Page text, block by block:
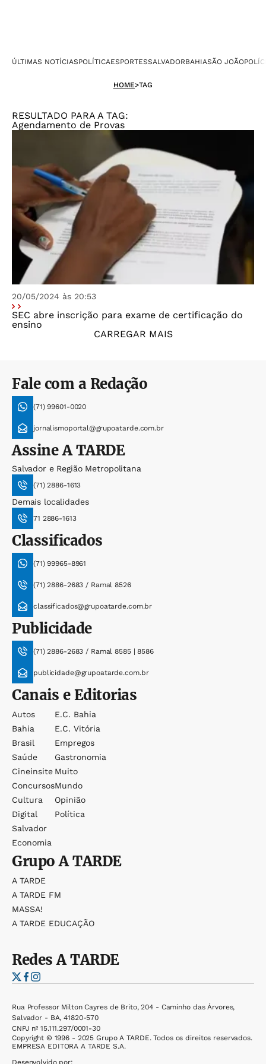
ÚLTIMAS NOTÍCIASPOLÍTICAESPORTESSALVADORBAHIASÃO JOÃO
HOME>TAG
RESULTADO PARA A TAG:
Agendamento de Provas
20/05/2024 às 20:53
SEC abre inscrição para exame de certificação do
ensino
CARREGAR MAIS
Fale com a Redação
(71) 99601-0020
jornalismoportal@grupoatarde.com.br
AssineA TARDE
Salvador e Região Metropolitana
(71) 2886-1613
Demais localidades
71 2886-1613
Classificados
(71) 99965-8961
(71) 2886-2683 / Ramal 8526
classificados@grupoatarde.com.br
Publicidade
(71) 2886-2683 / Ramal 8585 | 8586
publicidade@grupoatarde.com.br
Canais e Editorias
Autos
Bahia
Brasil
Saúde
Cineinsite
Concursos
Cultura
Digital
Salvador
Economia
E.c. Bahia
E.c. Vitória
Empregos
Gastronomia
Muito
Mundo
Opinião
Política
GrupoA TARDE
A TARDE
A TARDE FM
MASSA!
A TARDE EDUCAÇÃO
RedesA TARDE
Rua Professor Milton Cayres de Brito, 204 - Caminho das Árvores,
Salvador - BA, 41820-570
CNPJ nº 15.111.297/0001-30
Copyright © 1996 - 2025 Grupo A TARDE. Todos os direitos reservados.
EMPRESA EDITORA A TARDE S.A.
Desenvolvido por: